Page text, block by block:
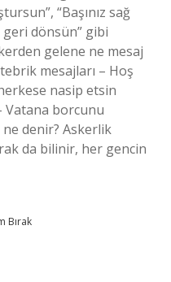
“Başınız sağ
geri dönsün” gibi
gelene ne mesaj
mesajları – Hoş
nasip etsin
Vatana borcunu
denir? Askerlik
da bilinir, her gencin
Bırak